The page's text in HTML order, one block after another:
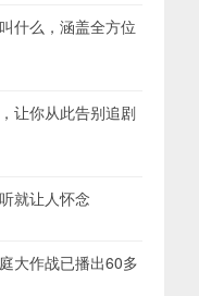
什么，涵盖全方位
让你从此告别追剧
就让人怀念
大作战已播出60多